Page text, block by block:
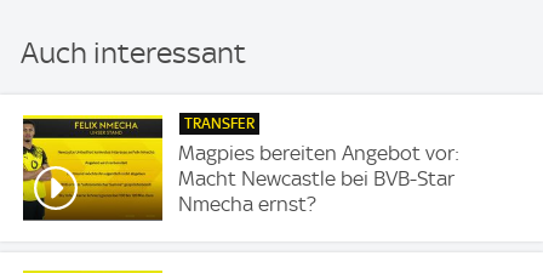
Auch interessant
TRANSFER
Magpies bereiten Angebot vor:
Macht Newcastle bei BVB-Star
Nmecha ernst?